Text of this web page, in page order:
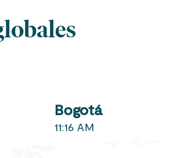
Bogotá
11:16 AM